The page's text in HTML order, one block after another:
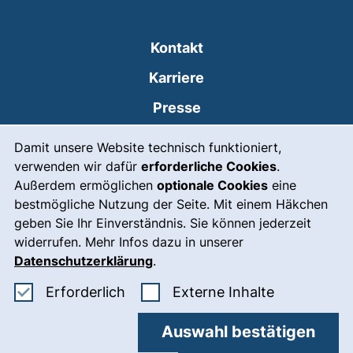
Damit unsere Website technisch funktioniert,
verwenden wir dafür erforderliche Cookies.
Außerdem ermöglichen optionale Cookies eine
bestmögliche Nutzung der Seite. Mit einem Häkchen
geben Sie Ihr Einverständnis. Sie können jederzeit
widerrufen. Mehr Infos dazu in unserer
Datenschutzerklärung.
Erforderlich Erforderliche Cookies akzeptieren
Externe Inhalte: Externe
Auswahl bestätigen
Kontakt
Karriere
Presse
Leichte Sprache
Gebärdensprache
Notfall(externer Link, öffnet
Impressum
Barrierefreiheit
Datenschutz